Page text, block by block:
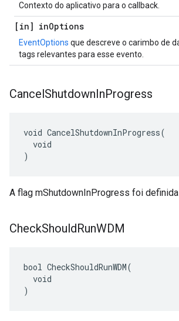
Contexto do aplicativo para o callback.
[in] inOptions
EventOptions que descreve o carimbo de
tags relevantes para esse evento.
CancelShutdownInProgress
void CancelShutdownInProgress(
  void
)
A flag mShutdownInProgress foi
CheckShouldRunWDM
bool CheckShouldRunWDM(
  void
)